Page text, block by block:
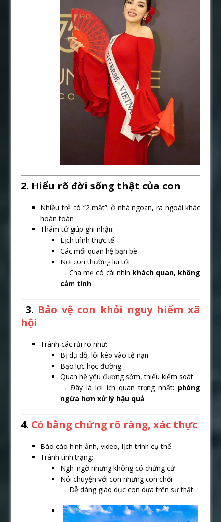
2. Hiểu rõ đời sống thật của con
Nhiều trẻ có “2 mặt”: ở nhà ngoan, ra ngoài khác
hoàn toàn
Thám tử giúp ghi nhận:
Lịch trình thực tế
Các mối quan hệ bạn bè
Nơi con thường lui tới
→ Cha mẹ có cái nhìn khách quan, không
cảm tính
️ 3. Bảo vệ con khỏi nguy hiểm xã
hội
Tránh các rủi ro như:
Bị dụ dỗ, lôi kéo vào tệ nạn
Bạo lực học đường
Quan hệ yêu đương sớm, thiếu kiểm soát
→ Đây là lợi ích quan trọng nhất: phòng
ngừa hơn xử lý hậu quả
4. Có bằng chứng rõ ràng, xác thực
Báo cáo hình ảnh, video, lịch trình cụ thể
Tránh tình trạng:
Nghi ngờ nhưng không có chứng cứ
Nói chuyện với con nhưng con chối
→ Dễ dàng giáo dục con dựa trên sự thật